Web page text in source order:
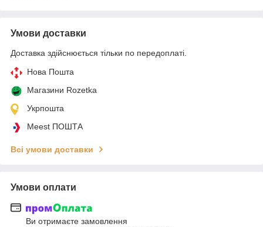
Умови доставки
Доставка здійснюється тільки по передоплаті.
Нова Пошта
Магазини Rozetka
Укрпошта
Meest ПОШТА
Всі умови доставки
Умови оплати
Ви отримаєте замовлення